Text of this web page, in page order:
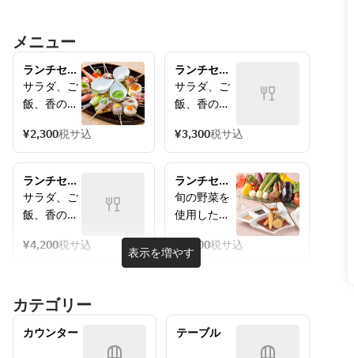
メニュー
ランチセッ
ト
YUZU（串
サラダ、ご
飯、香のも
し、小鉢、
デザート 付
¥2,300税サ込
ランチセッ
ト
DAIDAI（串
サラダ、ご
飯、香のも
し、小鉢、
デザート 付
¥3,300税サ込
ランチセッ
ト
LEMON（串
本）～8/31
サラダ、ご
飯、香のも
し、小鉢、
¥4,200税サ込
ランチセッ
トSAKU
VEGEランチ
旬の野菜を
使用した串
しみくださ
い
は含まれて
おりません)
¥2,600税サ込
表示を増やす
カテゴリー
カウンター テーブル